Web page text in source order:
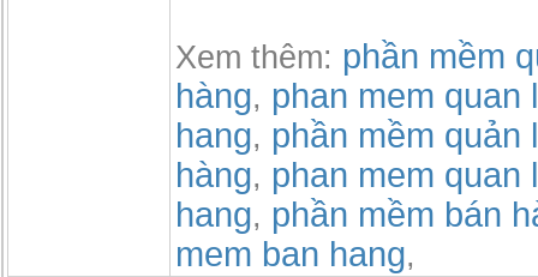
Xem thêm: phần mềm
hàng, phan mem quan
hang, phần mềm quản
hàng, phan mem quan
hang, phần mềm bán
mem ban hang,